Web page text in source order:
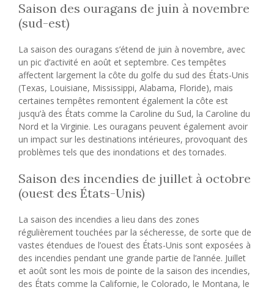
Saison des ouragans de juin à novembre
(sud-est)
La saison des ouragans s’étend de juin à novembre, avec
un pic d’activité en août et septembre. Ces tempêtes
affectent largement la côte du golfe du sud des États-Unis
(Texas, Louisiane, Mississippi, Alabama, Floride), mais
certaines tempêtes remontent également la côte est
jusqu’à des États comme la Caroline du Sud, la Caroline du
Nord et la Virginie. Les ouragans peuvent également avoir
un impact sur les destinations intérieures, provoquant des
problèmes tels que des inondations et des tornades.
Saison des incendies de juillet à octobre
(ouest des États-Unis)
La saison des incendies a lieu dans des zones
régulièrement touchées par la sécheresse, de sorte que de
vastes étendues de l’ouest des États-Unis sont exposées à
des incendies pendant une grande partie de l’année. Juillet
et août sont les mois de pointe de la saison des incendies,
des États comme la Californie, le Colorado, le Montana, le